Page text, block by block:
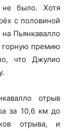
не было. Хотя
с половиной
Пьянкавалло
горную премию
что Джулио
отрыв
за 10,6 км до
отрыва, и